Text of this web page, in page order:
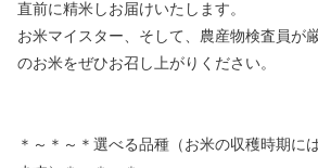
直前に精米しお届けいたします。
お米マイスター、そして、農産物検査員が
のお米をぜひお召し上がりください。
＊～＊～＊選べる品種（お米の収穫時期に